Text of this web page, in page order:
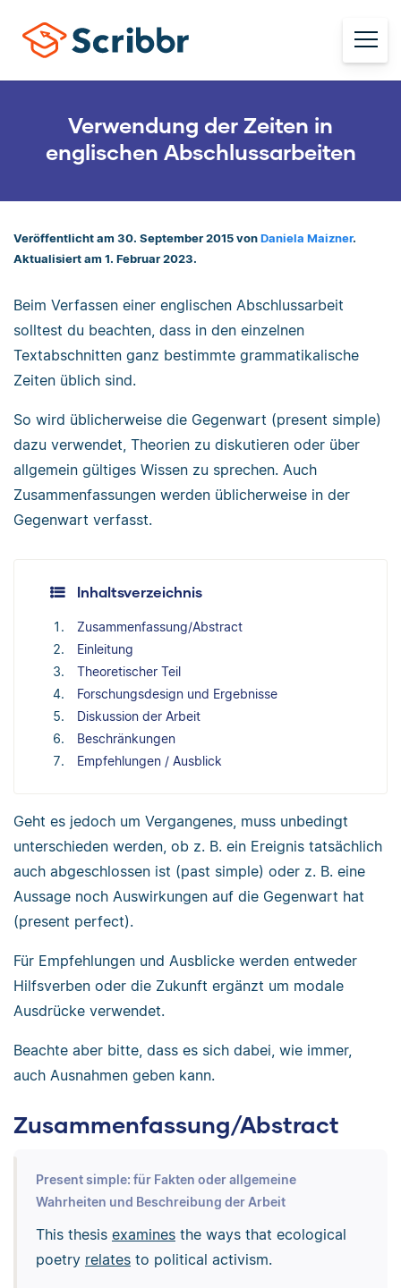
Verwendung der Zeiten in
englischen Abschlussarbeiten
Veröffentlicht am 30. September 2015 von Daniela Maizner.
Aktualisiert am 1. Februar 2023.
Beim Verfassen einer englischen Abschlussarbeit
solltest du beachten, dass in den einzelnen
Textabschnitten ganz bestimmte grammatikalische
Zeiten üblich sind.
So wird üblicherweise die Gegenwart (present simple)
dazu verwendet, Theorien zu diskutieren oder über
allgemein gültiges Wissen zu sprechen. Auch
Zusammenfassungen werden üblicherweise in der
Gegenwart verfasst.
Inhaltsverzeichnis
Zusammenfassung/Abstract
Einleitung
Theoretischer Teil
Forschungsdesign und Ergebnisse
Diskussion der Arbeit
Beschränkungen
Empfehlungen / Ausblick
Geht es jedoch um Vergangenes, muss unbedingt
unterschieden werden, ob z. B. ein Ereignis tatsächlich
auch abgeschlossen ist (past simple) oder z. B. eine
Aussage noch Auswirkungen auf die Gegenwart hat
(present perfect).
Für Empfehlungen und Ausblicke werden entweder
Hilfsverben oder die Zukunft ergänzt um modale
Ausdrücke verwendet.
Beachte aber bitte, dass es sich dabei, wie immer,
auch Ausnahmen geben kann.
Zusammenfassung/Abstract
Present simple: für Fakten oder allgemeine
Wahrheiten und Beschreibung der Arbeit
This thesis examinesthe ways that ecological
poetry relatesto political activism.